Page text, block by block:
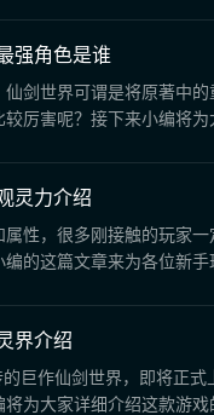
强角色是谁
剑世界可谓是将原著中
厉害呢？接下来小编将
灵力介绍
性，很多刚接触的玩家
的这篇文章来为各位新
界介绍
巨作仙剑世界，即将正
为大家详细介绍这款游